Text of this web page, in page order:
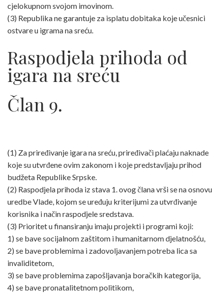
cjelokupnom svojom imovinom.
(3) Republika ne garantuje za isplatu dobitaka koje učesnici
ostvare u igrama na sreću.
Raspodjela prihoda od
igara na sreću
Član 9.
(1) Za priređivanje igara na sreću, priređivači plaćaju naknade
koje su utvrđene ovim zakonom i koje predstavljaju prihod
budžeta Republike Srpske.
(2) Raspodjela prihoda iz stava 1. ovog člana vrši se na osnovu
uredbe Vlade, kojom se uređuju kriterijumi za utvrđivanje
korisnika i način raspodjele sredstava.
(3) Prioritet u finansiranju imaju projekti i programi koji:
1) se bave socijalnom zaštitom i humanitarnom djelatnošću,
2) se bave problemima i zadovoljavanjem potreba lica sa
invaliditetom,
3) se bave problemima zapošljavanja boračkih kategorija,
4) se bave pronatalitetnom politikom,